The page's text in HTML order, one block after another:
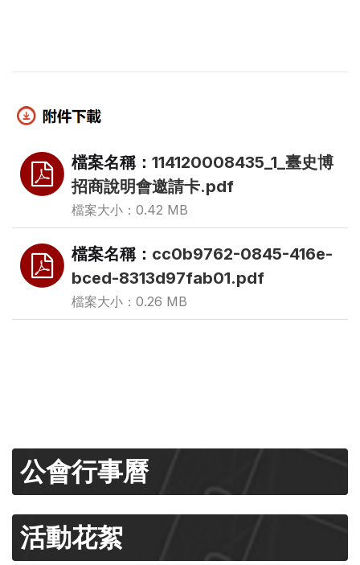
檔案名稱： 114120008435_1_臺史博
招商說明會邀請卡.pdf
檔案大小：0.42 MB
檔案名稱： cc0b9762-0845-416e-
bced-8313d97fab01.pdf
檔案大小：0.26 MB
公會行事曆
活動花絮